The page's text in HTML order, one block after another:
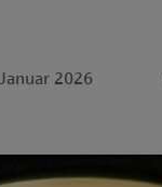
2026